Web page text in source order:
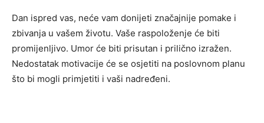
Dan ispred vas, neće vam donijeti značajnije pomake i
zbivanja u vašem životu. Vaše raspoloženje će biti
promijenljivo. Umor će biti prisutan i prilično izražen.
Nedostatak motivacije će se osjetiti na poslovnom planu
što bi mogli primjetiti i vaši nadređeni.